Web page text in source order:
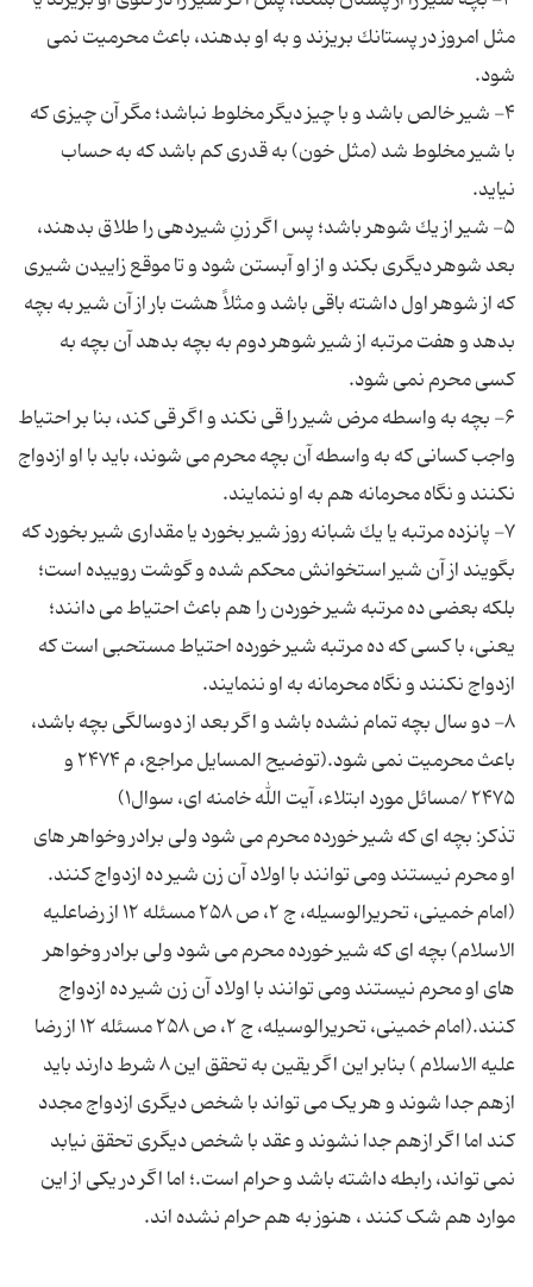
مثل امروز در پستانك بریزند و به او بدهند، باعث محرمیت نمى
۴- شیر خالص باشد و با چیز دیگر مخلوط نباشد؛ مگر آن چیزى كه
با شیر مخلوط شد (مثل خون) به قدرى كم باشد كه به حساب
۵- شیر از یك شوهر باشد؛ پس اگر زنِ شیردهى را طلاق بدهند،
بعد شوهر دیگرى بكند و از او آبستن شود و تا موقع زاییدن شیرى
كه از شوهر اول داشته باقى باشد و مثلاً هشت بار از آن شیر به بچه
بدهد و هفت مرتبه از شیر شوهر دوم به بچه بدهد آن بچه به
۶- بچه به واسطه مرض شیر را قى نكند و اگر قى كند، بنا بر احتیاط
واجب كسانى كه به واسطه آن بچه محرم مى شوند، باید با او ازدواج
۷- پانزده مرتبه یا یك شبانه روز شیر بخورد یا مقدارى شیر بخورد كه
بگویند از آن شیر استخوانش محكم شده و گوشت روییده است؛
بلكه بعضى ده مرتبه شیر خوردن را هم باعث احتیاط مى دانند؛
یعنى، با كسى كه ده مرتبه شیر خورده احتیاط مستحبى است كه
۸- دو سال بچه تمام نشده باشد و اگر بعد از دوسالگى بچه باشد،
باعث محرمیت نمى شود.(توضیح المسایل مراجع، م ۲۴۷۴ و
تذکر: بچه ای که شیر خورده محرم می شود ولی برادر وخواهر های
او محرم نیستند ومی توانند با اولاد آن زن شیر ده ازدواج کنند.
(امام خمینى، تحریرالوسیله، ج ۲، ص ۲۵۸ مسئله ۱۲ از رضاعلیه
الاسلام) بچه ای که شیر خورده محرم می شود ولی برادر وخواهر
های او محرم نیستند ومی توانند با اولاد آن زن شیر ده ازدواج
کنند.(امام خمینى، تحریرالوسیله، ج ۲، ص ۲۵۸ مسئله ۱۲ از رضا
علیه الاسلام ) بنابر این اگر یقین به تحقق این ۸ شرط دارند باید
ازهم جدا شوند و هر یک می تواند با شخص دیگری ازدواج مجدد
کند اما اگر ازهم جدا نشوند و عقد با شخص دیگری تحقق نیابد
نمی تواند، رابطه داشته باشد و حرام است.؛ اما اگر در یکی از این